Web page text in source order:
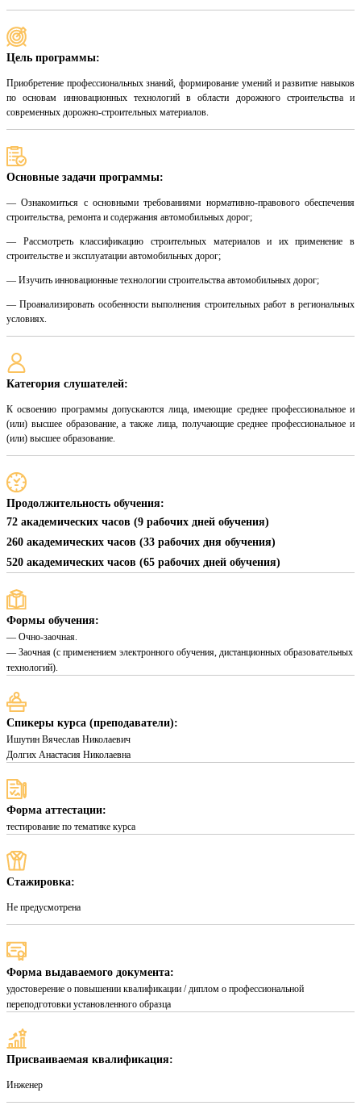
Цель программы:
Приобретение профессиональных знаний, формирование умений и развитие навыков
по основам инновационных технологий в области дорожного строительства и
современных дорожно-строительных материалов.
Основные задачи программы:
— Ознакомиться с основными требованиями нормативно-правового обеспечения
строительства, ремонта и содержания автомобильных дорог;
— Рассмотреть классификацию строительных материалов и их применение в
строительстве и эксплуатации автомобильных дорог;
— Изучить инновационные технологии строительства автомобильных дорог;
— Проанализировать особенности выполнения строительных работ в региональных
условиях.
Категория слушателей:
К освоению программы допускаются лица, имеющие среднее профессиональное и
(или) высшее образование, а также лица, получающие среднее профессиональное и
(или) высшее образование.
Продолжительность обучения:
72 академических часов (9 рабочих дней обучения)
260 академических часов (33 рабочих дня обучения)
520 академических часов (65 рабочих дней обучения)
Формы обучения:
— Очно-заочная.
— Заочная (с применением электронного обучения, дистанционных образовательных
технологий).
Спикеры курса (преподаватели):
Ишутин Вячеслав Николаевич
Долгих Анастасия Николаевна
Форма аттестации:
тестирование по тематике курса
Стажировка:
Не предусмотрена
Форма выдаваемого документа:
удостоверение о повышении квалификации / диплом о профессиональной
переподготовки установленного образца
Присваиваемая квалификация:
Инженер